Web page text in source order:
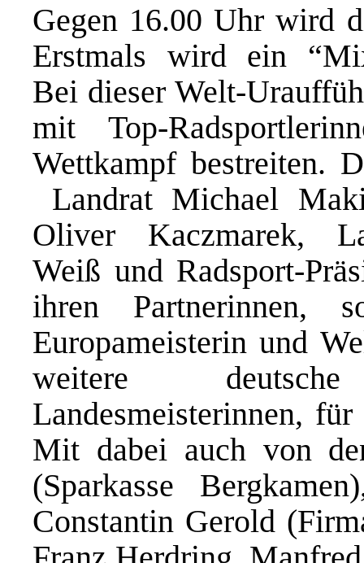
Gegen 16.00 Uhr wird
Erstmals wird ein
Bei dieser Welt-
mit Top-
Wettkampf bestreiten.
Landrat Michael
Oliver Kaczmarek,
Weiß und Radsport-
ihren Partnerinnen,
Europameisterin und
weitere
Landesmeisterinnen,
Mit dabei auch von
(Sparkasse
Constantin Gerold